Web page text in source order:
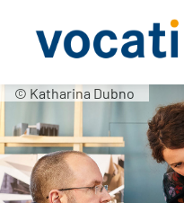
© Katharina Dubno